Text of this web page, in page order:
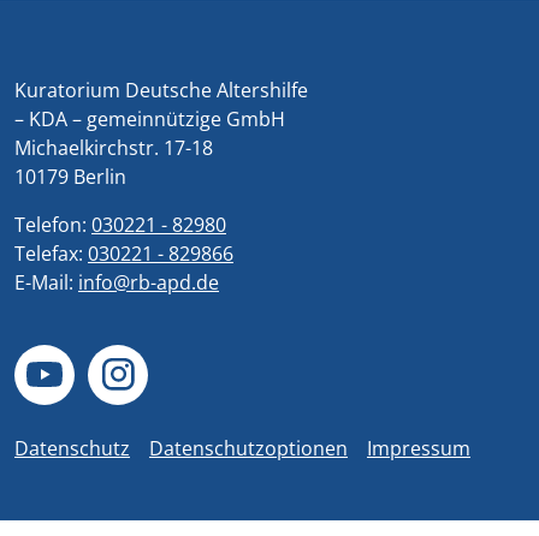
Kuratorium Deutsche Altershilfe
– KDA – gemeinnützige GmbH
Michaelkirchstr. 17-18
10179 Berlin
Telefon: 030221 - 82980
Telefax: 030221 - 829866
E-Mail: info@rb-apd.de
Datenschutz Datenschutzoptionen Impressum